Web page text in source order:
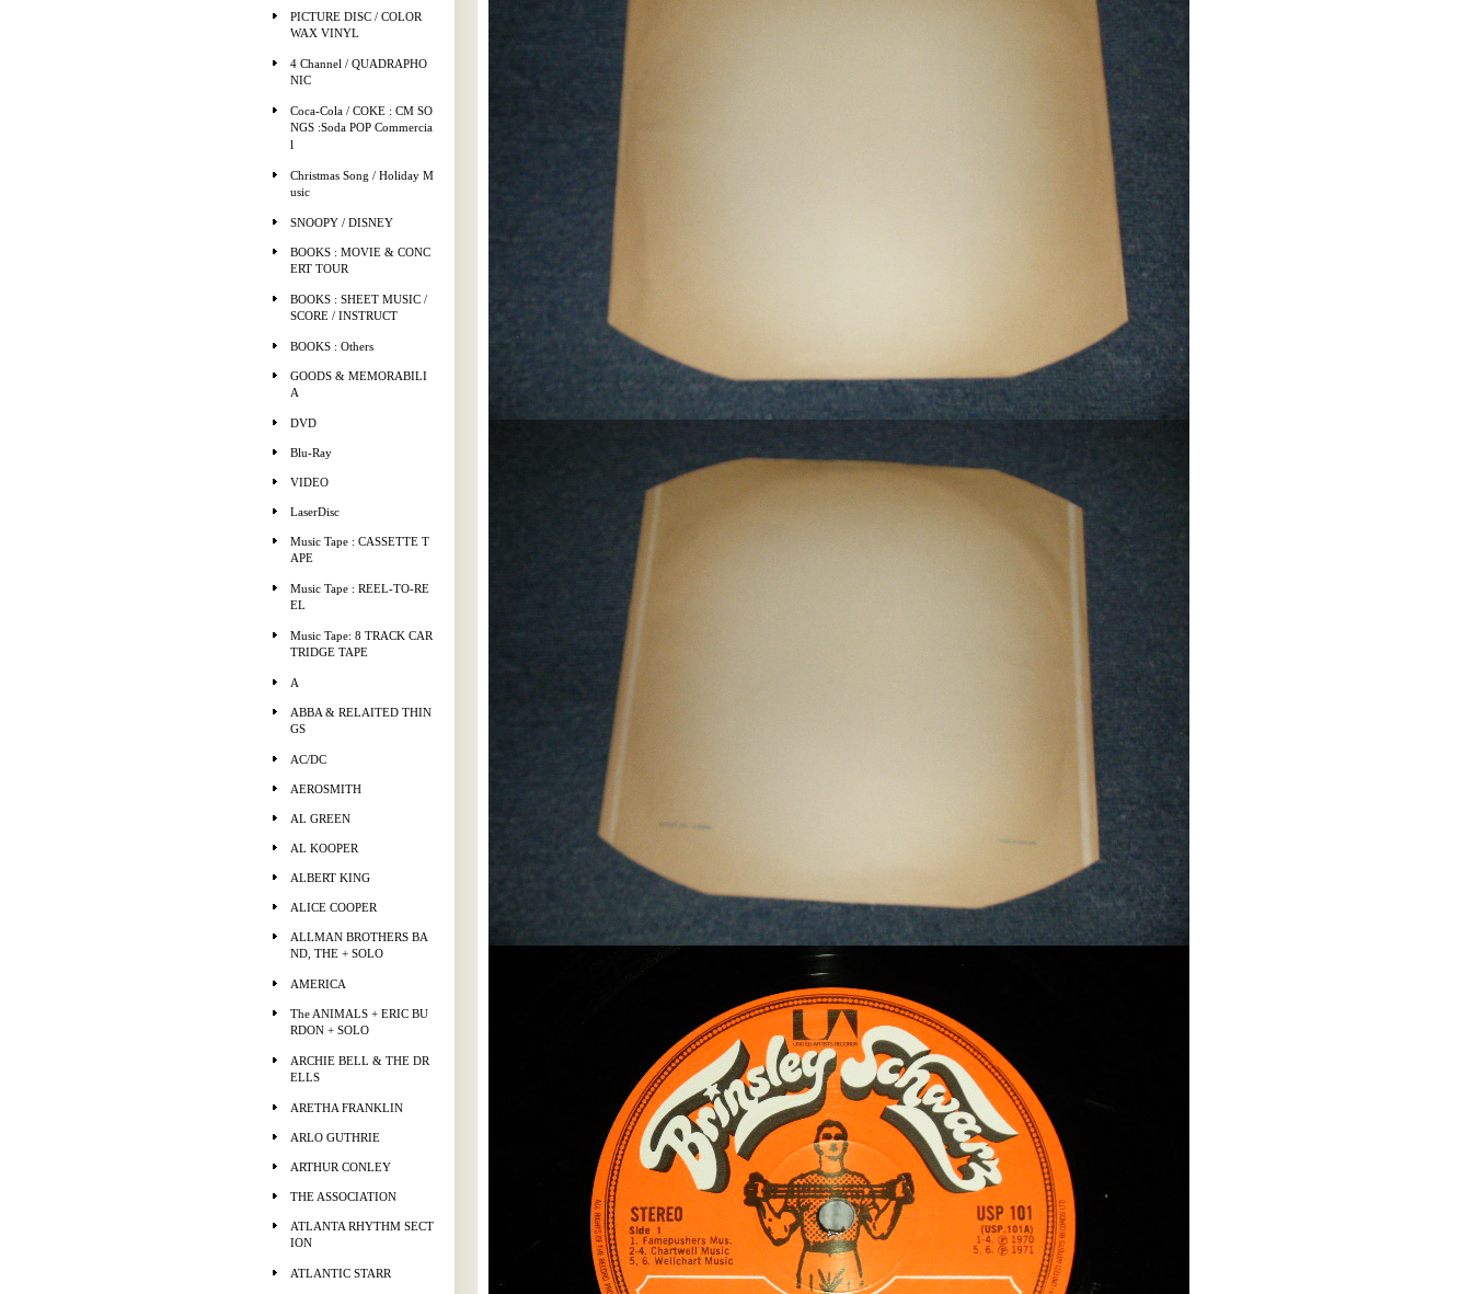
PICTURE DISC / COLOR
WAX VINYL
4 Channel / QUADRAPHO
NIC
Coca-Cola / COKE : CM SO
NGS :Soda POP Commercia
l
Christmas Song / Holiday M
usic
SNOOPY / DISNEY
BOOKS : MOVIE & CONC
ERT TOUR
BOOKS : SHEET MUSIC /
SCORE / INSTRUCT
BOOKS : Others
GOODS & MEMORABILI
A
DVD
Blu-Ray
VIDEO
LaserDisc
Music Tape : CASSETTE T
APE
Music Tape : REEL-TO-RE
EL
Music Tape: 8 TRACK CAR
TRIDGE TAPE
A
ABBA & RELAITED THIN
GS
AC/DC
AEROSMITH
AL GREEN
AL KOOPER
ALBERT KING
ALICE COOPER
ALLMAN BROTHERS BA
ND, THE + SOLO
AMERICA
The ANIMALS + ERIC BU
RDON + SOLO
ARCHIE BELL & THE DR
ELLS
ARETHA FRANKLIN
ARLO GUTHRIE
ARTHUR CONLEY
THE ASSOCIATION
ATLANTA RHYTHM SECT
ION
ATLANTIC STARR